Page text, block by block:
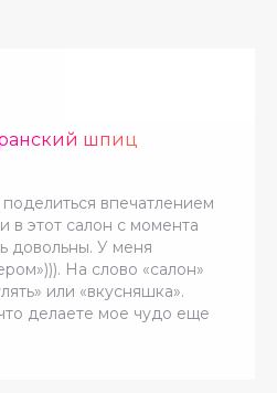
шпиц
впечатлением
этот салон с момента
довольны. У меня
На слово «салон»
или «вкусняшка».
делаете мое чудо еще